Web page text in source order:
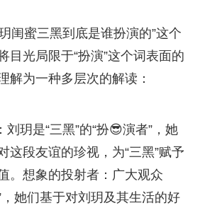
闺蜜三黑到底是谁扮演的”这个
目光局限于“扮演”这个词表面的
解为一种多层次的解读：
玥是“三黑”的“扮😎演者”，她
这段友谊的珍视，为“三黑”赋予
。想象的投射者：广大观众
，她们基于对刘玥及其生活的好